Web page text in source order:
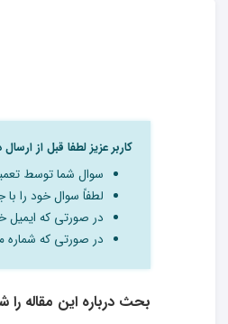
کاربر عزیز لطفا قبل از
سوال شما توسط
لطفاً سوال خود را با
در صورتی که ایمیل
در صورتی که شماره
بحث درباره این مقاله را